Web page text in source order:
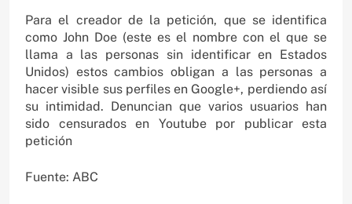
Para el creador de la petición, que se identifica
como John Doe (este es el nombre con el que se
llama a las personas sin identificar en Estados
Unidos) estos cambios obligan a las personas a
hacer visible sus perfiles en Google+, perdiendo así
su intimidad. Denuncian que varios usuarios han
sido censurados en Youtube por publicar esta
petición
Fuente: ABC